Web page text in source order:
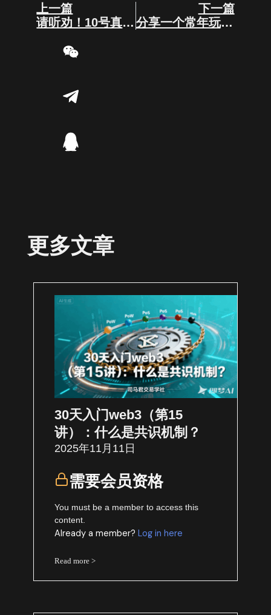
Prev
上一篇
请听劝！10号真的还有行情！
下一篇
分享一个常年玩MEME土狗的大咖心得！
更多文章
30天入门web3（第15
讲）：什么是共识机制？
2025年11月11日
需要会员资格
You must be a member to access this
content.
Already a member?Log in here
Read more >